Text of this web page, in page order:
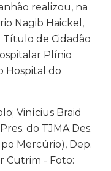
realizou, na
Nagib Haickel,
Título de Cidadão
Plínio
Hospital do